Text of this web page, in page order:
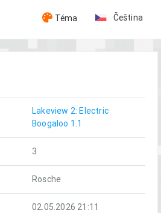
Boogaloo (02.05.2026)
Téma Čeština
Lakeview 2: Electric
Boogaloo 1.1
3
Rosche
02.05.2026 21:11